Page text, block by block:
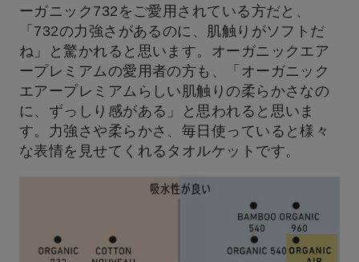
ーガニック732をご愛用されている方だと、
「732の力強さがあるのに、肌触りがソフトだ
ね」と驚かれると思います。オーガニックエア
ープレミアムの愛用者の方も、「オーガニック
エアープレミアムらしい肌触りの柔らかさなの
に、ずっしり感がある」と思われると思いま
す。力強さや柔らかさ、毎日使っていると様々
な表情を見せてくれるタオルケットです。